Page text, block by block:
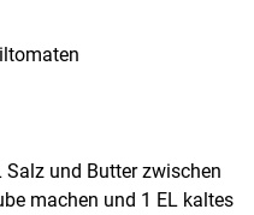
und Butter zwischen
machen und 1 EL kaltes